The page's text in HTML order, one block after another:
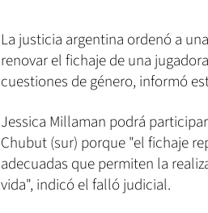
La justicia argentina ordenó a
renovar el fichaje de una
cuestiones de género, informó
Jessica Millaman podrá
Chubut (sur) porque "el fichaje
adecuadas que permiten la
vida", indicó el falló judicial.